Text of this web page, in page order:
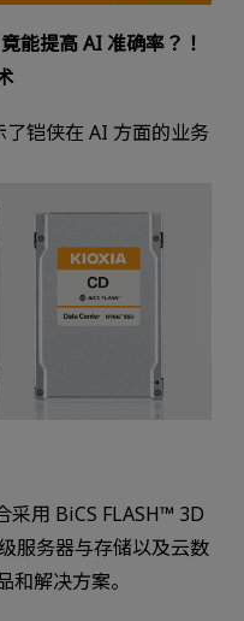
能提高 AI 准确率？！
铠侠在 AI 方面的业务
采用 BiCS FLASH™ 3D
服务器与存储以及云数
和解决方案。